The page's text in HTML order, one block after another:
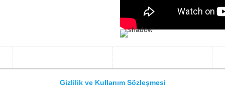
Gizlilik ve Kullanım Sözleşmesi